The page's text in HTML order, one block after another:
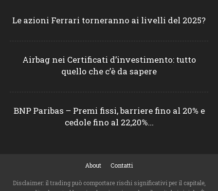
Le azioni Ferrari torneranno ai livelli del 2025?
Airbag nei Certificati d’investimento: tutto
quello che c’è da sapere
BNP Paribas – Premi fissi, barriere fino al 20% e
cedole fino al 22,20%...
About Contatti
Disclaimer: il trading può comportare rischi significativi per il capitale,